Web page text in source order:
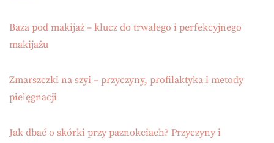
Baza pod makijaż – klucz do trwałego i perfekcyjnego
makijażu
Zmarszczki na szyi – przyczyny, profilaktyka i metody
pielęgnacji
Jak dbać o skórki przy paznokciach? Przyczyny i